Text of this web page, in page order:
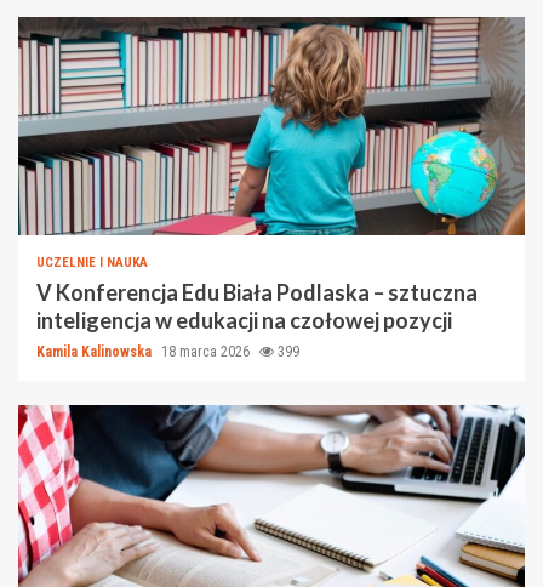
UCZELNIE I NAUKA
V Konferencja Edu Biała Podlaska – sztuczna
inteligencja w edukacji na czołowej pozycji
Kamila Kalinowska 18 marca 2026 399